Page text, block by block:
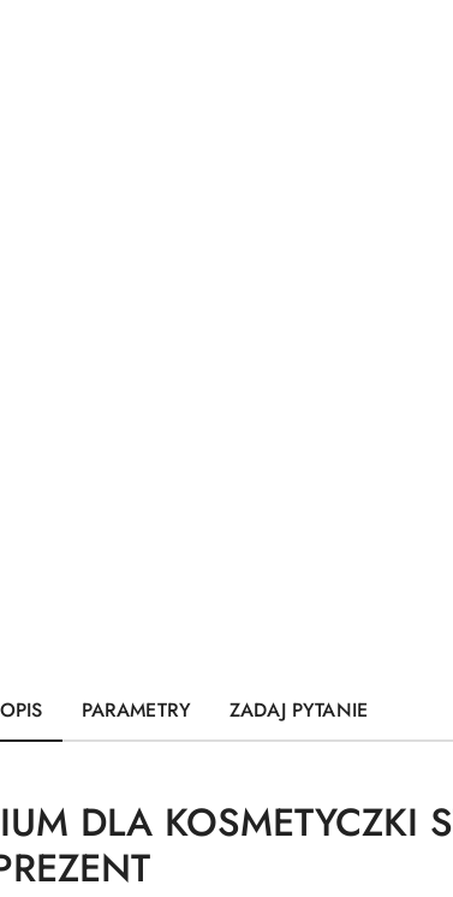
OPIS PARAMETRY ZADAJ PYTANIE
DLA KOSMETYCZKI